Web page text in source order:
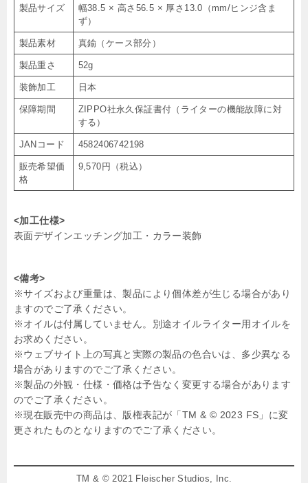
製品サイズ
幅38.5 × 高さ56.5 × 厚さ13.0（mm/ヒンジ含ま
ず）
製品素材 真鍮（ケース部分）
製品重さ 52g
装飾加工 日本
保障期間
ZIPPO社永久保証書付（ライターの機能故障に対
する）
JANコード 4582406742198
販売希望価
格
9,570円（税込）
<加工仕様>
表面デザインエッチング加工・カラー装飾
<備考>
※サイズおよび重量は、製品により個体差が生じる場合があり
ますのでご了承ください。
※オイルは付属していません。別途オイルライター用オイルを
お求めください。
※ウェブサイト上の写真と実際の製品の色合いは、多少異なる
場合がありますのでご了承ください。
※製品の外観・仕様・価格は予告なく変更する場合があります
のでご了承ください。
※現在販売中の商品は、版権表記が「TM & © 2023 FS」に変
更されたものとなりますのでご了承ください。
TM & © 2021 Fleischer Studios, Inc.